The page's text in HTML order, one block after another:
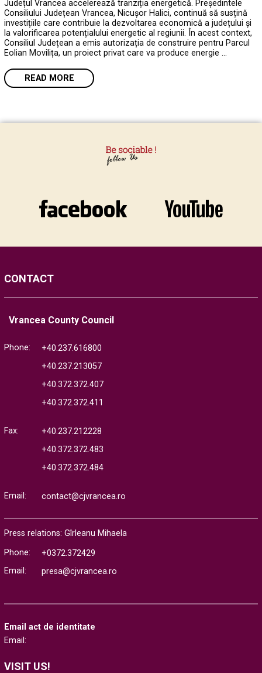
Județul Vrancea accelerează tranziția energetică. Președintele
Consiliului Județean Vrancea, Nicușor Halici, continuă să susțină
investițiile care contribuie la dezvoltarea economică a județului și
la valorificarea potențialului energetic al regiunii. În acest context,
Consiliul Județean a emis autorizația de construire pentru Parcul
Eolian Movilița, un proiect privat care va produce energie …
READ MORE
CONTACT
Vrancea County Council
Phone:
+40.237.616800
+40.237.213057
+40.372.372.407
+40.372.372.411
Fax:
+40.237.212228
+40.372.372.483
+40.372.372.484
Email: contact@cjvrancea.ro
Press relations: Gîrleanu Mihaela
Phone:
+0372.372429
Email:
presa@cjvrancea.ro
Email act de identitate
Email:
VISIT US!